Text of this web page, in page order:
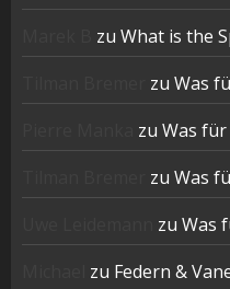
zu What is the
zu Was
zu Was für
zu Was
zu Was
zu Federn &